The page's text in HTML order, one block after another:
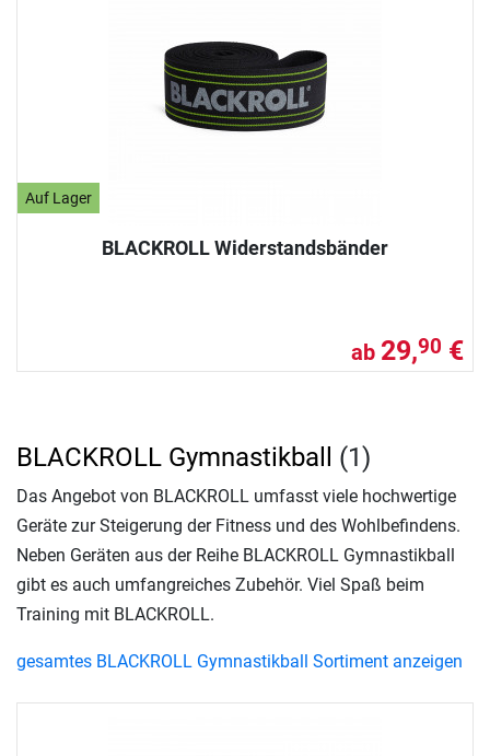
Auf Lager
BLACKROLL Widerstandsbänder
ab 29,90 €
BLACKROLL Gymnastikball (1)
Das Angebot von BLACKROLL umfasst viele hochwertige
Geräte zur Steigerung der Fitness und des Wohlbefindens.
Neben Geräten aus der Reihe BLACKROLL Gymnastikball
gibt es auch umfangreiches Zubehör. Viel Spaß beim
Training mit BLACKROLL.
gesamtes BLACKROLL Gymnastikball Sortiment anzeigen